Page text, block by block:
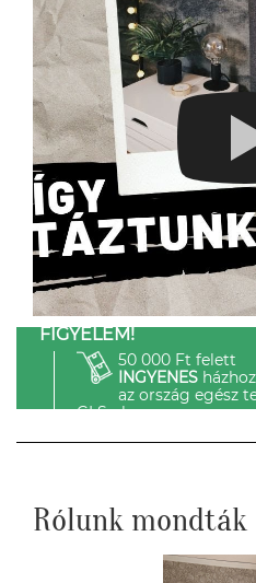
FIGYELEM!
50 000 Ft felett
INGYENES
az ország egész
GLS-el.
Rólunk mondták